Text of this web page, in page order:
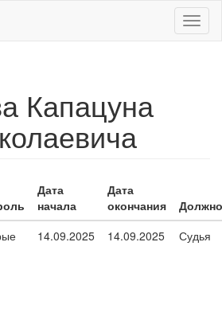
Капацуна
Дата
начала
Дата
окончания
14.09.2025 14.09.2025 Судья